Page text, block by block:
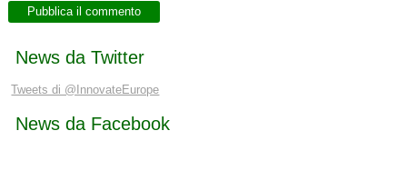
News da Twitter
Tweets di @InnovateEurope
News da Facebook